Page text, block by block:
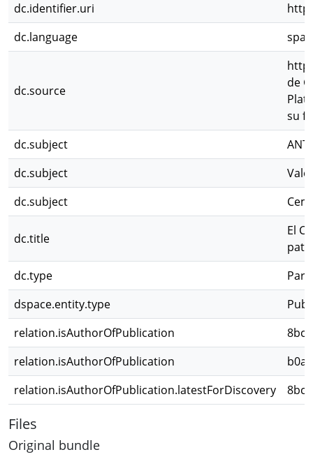
dc.identifier.uri
dc.language
spa
dc.source
de
su
dc.subject
dc.subject
dc.subject
dc.title
El
dc.type
dspace.entity.type
relation.isAuthorOfPublication
relation.isAuthorOfPublication
relation.isAuthorOfPublication.latestForDiscovery
Files
Original bundle